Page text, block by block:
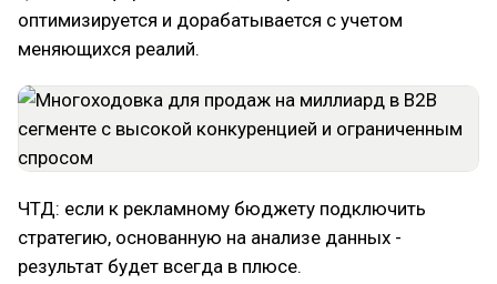
оптимизируется и дорабатывается с учетом
меняющихся реалий.
ЧТД: если к рекламному бюджету подключить
стратегию, основанную на анализе данных -
результат будет всегда в плюсе.